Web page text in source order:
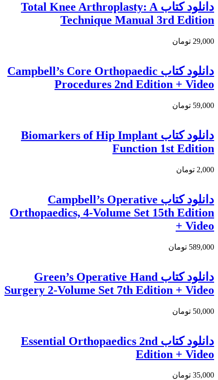
دانلود كتاب Total Knee Arthroplasty: A
Technique Manual 3rd Edition
29,000 تومان
دانلود کتاب Campbell’s Core Orthopaedic
Procedures 2nd Edition + Video
59,000 تومان
دانلود کتاب Biomarkers of Hip Implant
Function 1st Edition
2,000 تومان
دانلود کتاب Campbell’s Operative
Orthopaedics, 4-Volume Set 15th Edition
+ Video
589,000 تومان
دانلود کتاب Green’s Operative Hand
Surgery 2-Volume Set 7th Edition + Video
50,000 تومان
دانلود کتاب Essential Orthopaedics 2nd
Edition + Video
35,000 تومان